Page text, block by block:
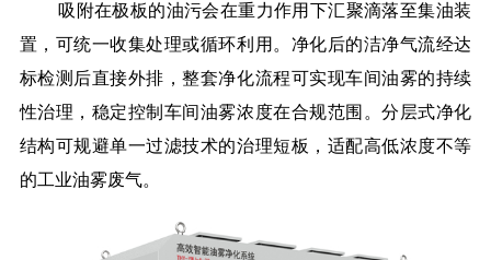
吸附在极板的油污会在重力作用下汇聚滴落至集油装
置，可统一收集处理或循环利用。净化后的洁净气流经达
标检测后直接外排，整套净化流程可实现车间油雾的持续
性治理，稳定控制车间油雾浓度在合规范围。分层式净化
结构可规避单一过滤技术的治理短板，适配高低浓度不等
的工业油雾废气。